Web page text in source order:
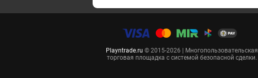
Playntrade.ru © 2015-2026 | Многопользовательская
торговая площадка с системой безопасной сделки.